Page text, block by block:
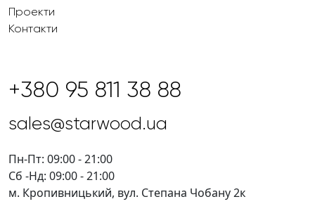
Проекти
Контакти
+380 95 811 38 88
sales@starwood.ua
Пн-Пт: 09:00 - 21:00
Сб -Нд: 09:00 - 21:00
м. Кропивницький, вул. Степана Чобану 2к